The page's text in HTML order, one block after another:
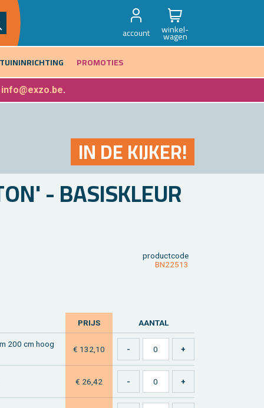
account winkel-
wagen
TUININRICHTING PROMOTIES
info@exzo.be.
IN DE KIJ­KER!
- BA­SIS­KLEUR
product­code
BN22513
PRIJS AAN­TAL
200 cm hoog
€ 132,10
€ 26,42